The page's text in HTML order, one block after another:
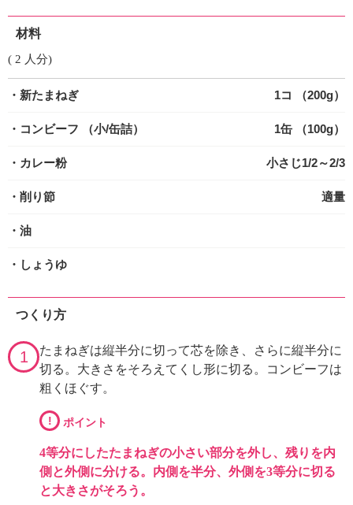
材料
( 2 人分)
・新たまねぎ 1コ （200g）
・コンビーフ （小/缶詰） 1缶 （100g）
・カレー粉 小さじ1/2～2/3
・削り節 適量
・油
・しょうゆ
つくり方
1
たまねぎは縦半分に切って芯を除き、さらに縦半分に
切る。大きさをそろえてくし形に切る。コンビーフは
粗くほぐす。
! ポイント
4等分にしたたまねぎの小さい部分を外し、残りを内
側と外側に分ける。内側を半分、外側を3等分に切る
と大きさがそろう。